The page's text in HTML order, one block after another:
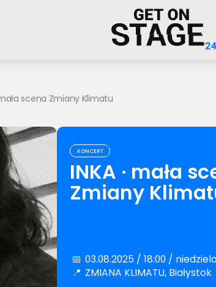
scena Zmiany Klimatu
KONCERT
INKA · mała
Zmiany
📅 03.08.2025 / 18:00 /
📍 ZMIANA KLIMATU, Białystok